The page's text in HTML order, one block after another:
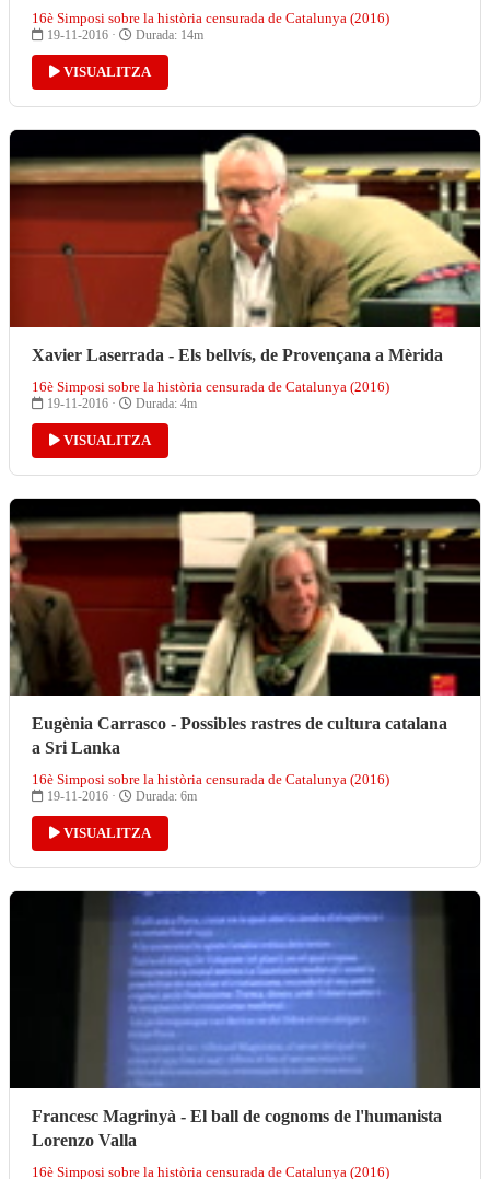
16è Simposi sobre la història censurada de Catalunya (2016)
19-11-2016 · Durada: 14m
VISUALITZA
Xavier Laserrada - Els bellvís, de Provençana a Mèrida
16è Simposi sobre la història censurada de Catalunya (2016)
19-11-2016 · Durada: 4m
VISUALITZA
Eugènia Carrasco - Possibles rastres de cultura catalana
a Sri Lanka
16è Simposi sobre la història censurada de Catalunya (2016)
19-11-2016 · Durada: 6m
VISUALITZA
Francesc Magrinyà - El ball de cognoms de l'humanista
Lorenzo Valla
16è Simposi sobre la història censurada de Catalunya (2016)